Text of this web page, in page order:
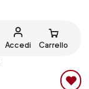
Accedi Carrello